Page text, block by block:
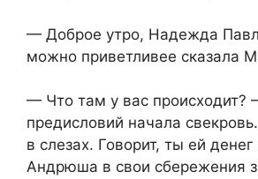
— Доброе утро, Надежда
можно приветливее сказала
— Что там у вас происходит?
предисловий начала
в слезах. Говорит, ты ей
Андрюша в свои сбережения